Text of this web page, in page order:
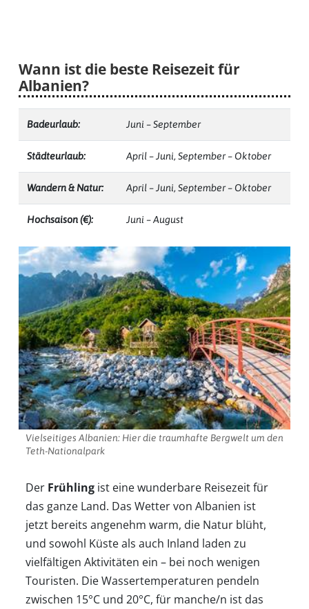
Wann ist die beste Reisezeit für
Albanien?
Badeurlaub: Juni – September
Städteurlaub: April – Juni, September – Oktober
Wandern & Natur: April – Juni, September – Oktober
Hochsaison (€): Juni – August
Vielseitiges Albanien: Hier die traumhafte Bergwelt um den
Teth-Nationalpark
Der Frühlingist eine wunderbare Reisezeit für
das ganze Land. Das Wetter von Albanien ist
jetzt bereits angenehm warm, die Natur blüht,
und sowohl Küste als auch Inland laden zu
vielfältigen Aktivitäten ein – bei noch wenigen
Touristen. Die Wassertemperaturen pendeln
zwischen 15°C und 20°C, für manche/n ist das